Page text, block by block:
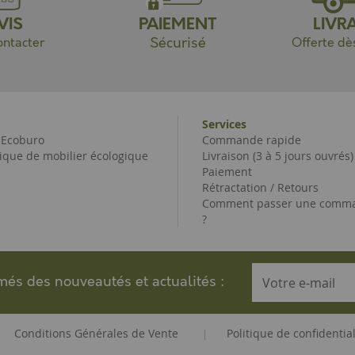
PAIEMENT
Sécurisé Offerte
de mobilier écologique
Services
Commande rapide
Livraison (3 à 5 jours ouvrés)
Paiement
Rétractation / Retours
Comment passer une
?
des nouveautés et actualités :
Conditions Générales de Vente | Politique de